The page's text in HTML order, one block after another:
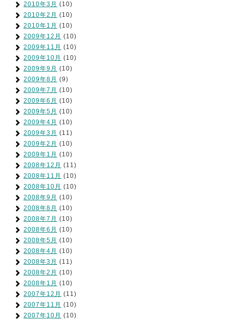
2010年3月 (10)
2010年2月 (10)
2010年1月 (10)
2009年12月 (10)
2009年11月 (10)
2009年10月 (10)
2009年9月 (10)
2009年8月 (9)
2009年7月 (10)
2009年6月 (10)
2009年5月 (10)
2009年4月 (10)
2009年3月 (11)
2009年2月 (10)
2009年1月 (10)
2008年12月 (11)
2008年11月 (10)
2008年10月 (10)
2008年9月 (10)
2008年8月 (10)
2008年7月 (10)
2008年6月 (10)
2008年5月 (10)
2008年4月 (10)
2008年3月 (11)
2008年2月 (10)
2008年1月 (10)
2007年12月 (11)
2007年11月 (10)
2007年10月 (10)